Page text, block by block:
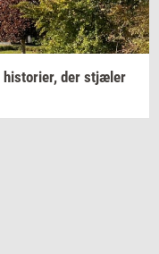
hi­sto­ri­er, der stjæ­ler